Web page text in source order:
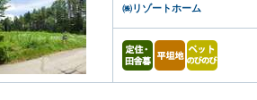
㈱リゾートホーム